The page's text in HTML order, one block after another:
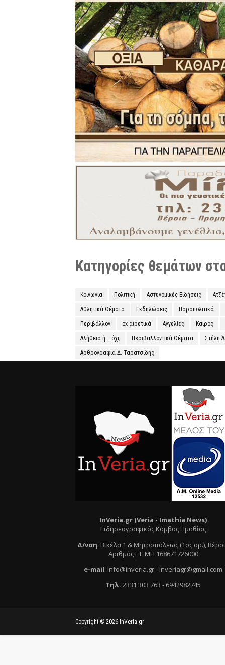
Κατηγορίες θεμάτων
Κοινωνία Πολιτική Αστυνομικές Ειδήσεις
Αθλητικά Θέματα Εκδηλώσεις Παραπολιτικά
Περιβάλλον ex-αιρετικά Αγγελίες Καιρός
Αλήθεια ή... όχι; Περιβαλλοντικά Θέματα Στήλη
Αρθρογραφία Δ. Ταρατσίδης
InVeria.gr (Veria - Ιmathia News)
Ειδησεογραφικός Κόμβος Ημαθίας
Δ/νση: Βικέλα 1 & Μητροπόλεως (1ος ορ.),
Αριθμός Γ.Ε.ΜΗ 168671726000
e-mail: info@inveria.gr- inveriagr@gmail.com
Τηλ. 2331 303 763 - 6942982745
Copyright © 2026 InVeria.gr